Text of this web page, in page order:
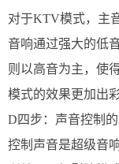
对于KTV模式，主
音响通过强大的低
则以高音为主，使
模式的效果更加出彩
D四步：声音控制
控制声音是超级音